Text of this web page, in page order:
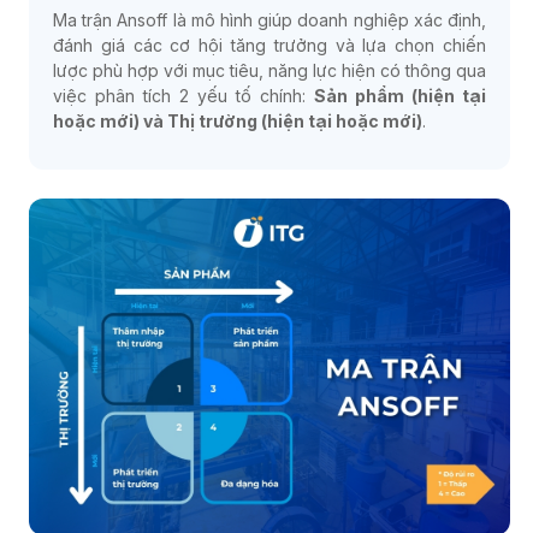
Ma trận Ansoff là mô hình giúp doanh nghiệp xác định,
đánh giá các cơ hội tăng trưởng và lựa chọn chiến
lược phù hợp với mục tiêu, năng lực hiện có thông qua
việc phân tích 2 yếu tố chính: Sản phẩm (hiện tại
hoặc mới) và Thị trường (hiện tại hoặc mới).